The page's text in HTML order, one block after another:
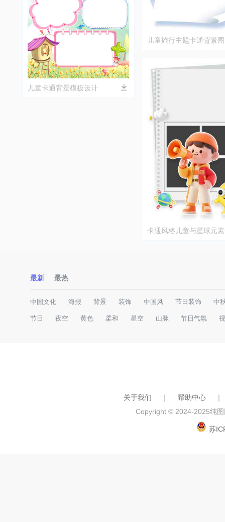
儿童卡通背景模板设计
儿童旅行主题卡通背景
卡通风格儿童与星球元
最新 最热
中国文化 海报 背景 装饰 中国风 节日装饰 中
节日 夜空 黄色 柔和 星空 山脉 节日气氛
关于我们 ｜ 帮助中心
｜
Copyright © 2024-2025纯
苏